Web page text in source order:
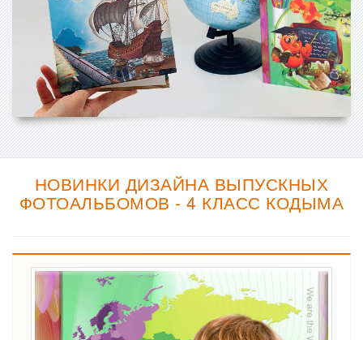
НОВИНКИ ДИЗАЙНА ВЫПУСКНЫХ
ФОТОАЛЬБОМОВ - 4 КЛАСС КОДЫМА